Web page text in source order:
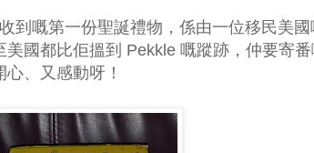
到嘅第一份聖誕禮物，係由一位移民美
美國都比佢搵到 Pekkle 嘅蹤跡，仲要寄番
心、又感動呀！